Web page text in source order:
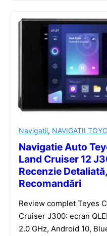
Navigatii, NAVIGATII
Navigatie Auto
Land Cruiser 12
Recenzie
Recomandări
Review complet Teyes
Cruiser J300: ecran
2.0 GHz, Android 10,